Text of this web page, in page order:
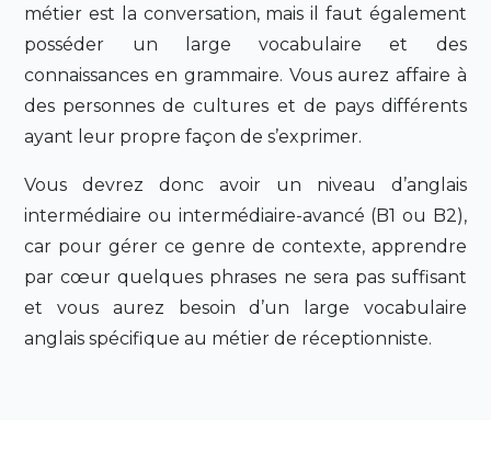
métier est la conversation, mais il faut également
posséder un large vocabulaire et des
connaissances en grammaire. Vous aurez affaire à
des personnes de cultures et de pays différents
ayant leur propre façon de s’exprimer.
Vous devrez donc avoir un niveau d’anglais
intermédiaire ou intermédiaire-avancé (B1 ou B2),
car pour gérer ce genre de contexte, apprendre
par cœur quelques phrases ne sera pas suffisant
et vous aurez besoin d’un large vocabulaire
anglais spécifique au métier de réceptionniste.